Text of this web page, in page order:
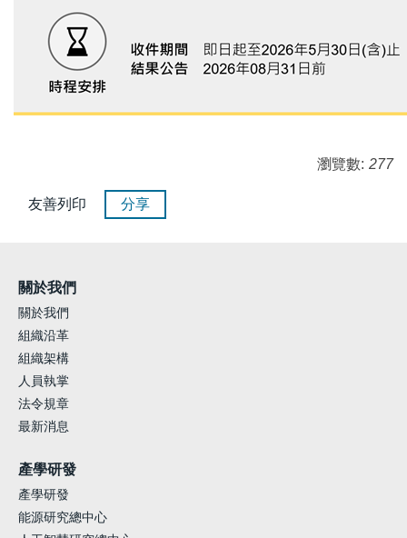
瀏覽數: 277
友善列印 分享
關於我們
關於我們
組織沿革
組織架構
人員執掌
法令規章
最新消息
產學研發
產學研發
能源研究總中心